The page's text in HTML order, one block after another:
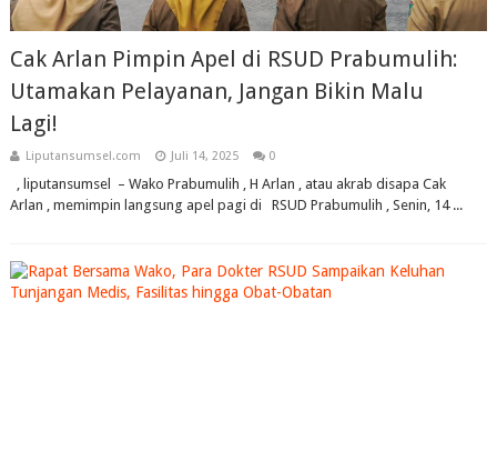
Cak Arlan Pimpin Apel di RSUD Prabumulih:
Utamakan Pelayanan, Jangan Bikin Malu
Lagi!
Liputansumsel.com Juli 14, 2025 0
, liputansumsel – Wako Prabumulih , H Arlan , atau akrab disapa Cak
Arlan , memimpin langsung apel pagi di RSUD Prabumulih , Senin, 14 ...